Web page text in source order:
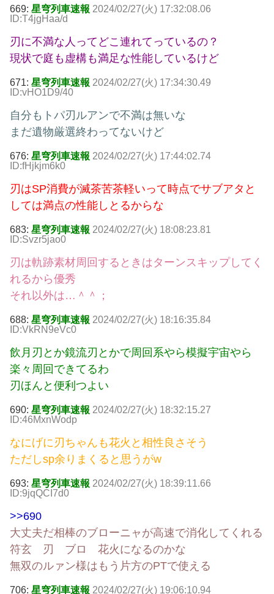
669: 星穹列車速報 2024/02/27(火) 17:32:08.06
ID:T4jgHaa/d
刃に不満な人ってどこ連れてっているの？
現状で庭も虚構も満足な性能しているけど
671: 星穹列車速報 2024/02/27(火) 17:34:30.49
ID:vHO1D9/40
自分もトパ刃ルアンで不満は無いな
まだ遺物厳選終わってないけど
676: 星穹列車速報 2024/02/27(火) 17:44:02.74
ID:fHjkjm6k0
刃はSP消費が滅茶苦茶軽いって時点でサブアタと
しては満点の性能しとるからな
683: 星穹列車速報 2024/02/27(火) 18:08:23.81
ID:Svzr5jao0
刃は軌跡素材周回するときはターンスキップしてく
れるから優秀
それ以外は…＾＾；
688: 星穹列車速報 2024/02/27(火) 18:16:35.84
ID:VkRN9eVc0
飲月刃とか鏡流刃とかで周回系やら模擬宇宙やら
楽々周回できてるわ
刃ほんと便利つよい
690: 星穹列車速報 2024/02/27(火) 18:32:15.27
ID:46MxnWodp
なにげに刃ちゃんも花火と相性良さそう
ただしsp余りまくると思うがw
693: 星穹列車速報 2024/02/27(火) 18:39:11.66
ID:9jqQCI7d0
>>690
大丈夫だ相棒のブローニャが高速で消化してくれる
符玄 刃 ブロ 花火になるのかな
無双のルァン様はもう片方のPTで使える
706: 星穹列車速報 2024/02/27(火) 19:06:10.94